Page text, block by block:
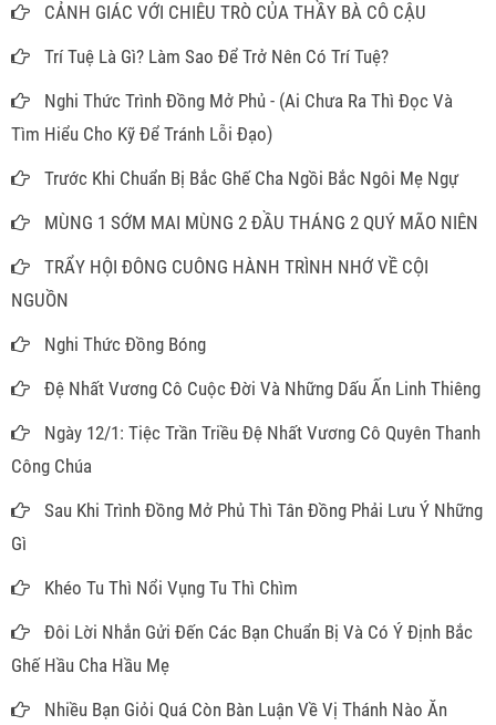
CẢNH GIÁC VỚI CHIÊU TRÒ CỦA THẦY BÀ CÔ CẬU
Trí Tuệ Là Gì? Làm Sao Để Trở Nên Có Trí Tuệ?
Nghi Thức Trình Đồng Mở Phủ - (Ai Chưa Ra Thì Đọc Và
Tìm Hiểu Cho Kỹ Để Tránh Lỗi Đạo)
Trước Khi Chuẩn Bị Bắc Ghế Cha Ngồi Bắc Ngôi Mẹ Ngự
MÙNG 1 SỚM MAI MÙNG 2 ĐẦU THÁNG 2 QUÝ MÃO NIÊN
TRẨY HỘI ĐÔNG CUÔNG HÀNH TRÌNH NHỚ VỀ CỘI
NGUỒN
Nghi Thức Đồng Bóng
Đệ Nhất Vương Cô Cuộc Đời Và Những Dấu Ấn Linh Thiêng
Ngày 12/1: Tiệc Trần Triều Đệ Nhất Vương Cô Quyên Thanh
Công Chúa
Sau Khi Trình Đồng Mở Phủ Thì Tân Đồng Phải Lưu Ý Những
Gì
Khéo Tu Thì Nổi Vụng Tu Thì Chìm
Đôi Lời Nhắn Gửi Đến Các Bạn Chuẩn Bị Và Có Ý Định Bắc
Ghế Hầu Cha Hầu Mẹ
Nhiều Bạn Giỏi Quá Còn Bàn Luận Về Vị Thánh Nào Ăn